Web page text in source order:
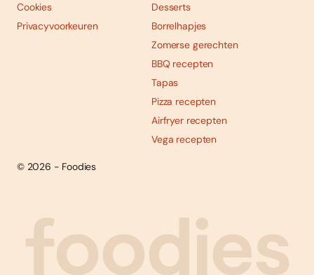
Abonneren
Bestellen
Cookies
Privacyvoorkeuren
Desserts
Borrelhapjes
Zomerse gerechten
BBQ recepten
Tapas
Pizza recepten
Airfryer recepten
Vega recepten
© 2026 - Foodies